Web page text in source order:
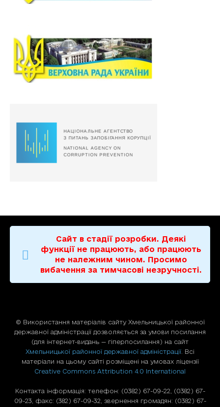
Сайт в стадії розробки. Деякі
функції не працюють, або працюють
не належним чином. Просимо
вибачення за тимчасові незручності.
© Використання матерiалiв сайту Хмельницької районної
державної адміністрації дозволяється за умови посилання
(для iнтернет-видань — гiперпосилання) на сайт
Хмельницької районної державної адміністрації . Всі
матеріали на цьому сайті розміщені на умовах ліцензії
Creative Commons Attribution 4.0 International
Контакта інформація: телефон: (0382) 67-09-22, (0382) 67-
09-23, факс: (382) 67-09-32, звернення громадян: (0382) 67-